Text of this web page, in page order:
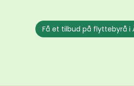
Få et tilbud på flyttebyrå i